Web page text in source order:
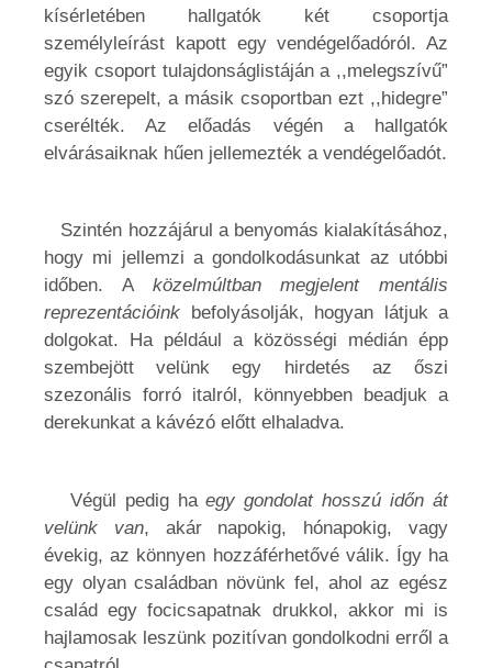
kísérletében hallgatók két csoportja
személyleírást kapott egy vendégelőadóról. Az
egyik csoport tulajdonságlistáján a ,,melegszívű”
szó szerepelt, a másik csoportban ezt ,,hidegre”
cserélték. Az előadás végén a hallgatók
elvárásaiknak hűen jellemezték a vendégelőadót.
Szintén hozzájárul a benyomás kialakításához,
hogy mi jellemzi a gondolkodásunkat az utóbbi
időben. A közelmúltban megjelent mentális
reprezentációink befolyásolják, hogyan látjuk a
dolgokat. Ha például a közösségi médián épp
szembejött velünk egy hirdetés az őszi
szezonális forró italról, könnyebben beadjuk a
derekunkat a kávézó előtt elhaladva.
Végül pedig haegy gondolat hosszú időn át
velünk van, akár napokig, hónapokig, vagy
évekig, az könnyen hozzáférhetővé válik. Így ha
egy olyan családban növünk fel, ahol az egész
család egy focicsapatnak drukkol, akkor mi is
hajlamosak leszünk pozitívan gondolkodni erről a